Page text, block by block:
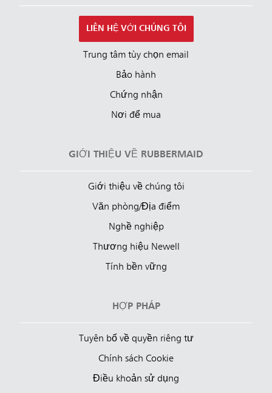
LIÊN HỆ VỚI CHÚNG TÔI
Trung tâm tùy chọn email
Bảo hành
Chứng nhận
Nơi để mua
GIỚI THIỆU VỀ RUBBERMAID
Giới thiệu về chúng tôi
Văn phòng/Địa điểm
Nghề nghiệp
Thương hiệu Newell
Tính bền vững
HỢP PHÁP
Tuyên bố về quyền riêng tư
Chính sách Cookie
Điều khoản sử dụng